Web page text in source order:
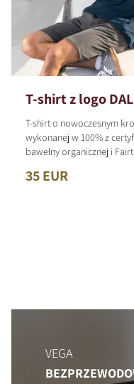
T-shirt z logo
T-shirt o nowoczesnym
wykonanej w 100% z
bawełny organicznej i
35 EUR
VEGA